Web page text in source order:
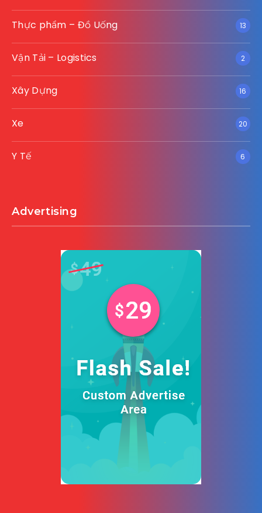
Thực phẩm – Đồ Uống 13
Vận Tải – Logistics 2
Xây Dựng 16
Xe 20
Y Tế 6
Advertising